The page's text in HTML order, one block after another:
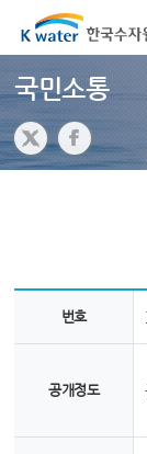
국민소통
번호
공개정도